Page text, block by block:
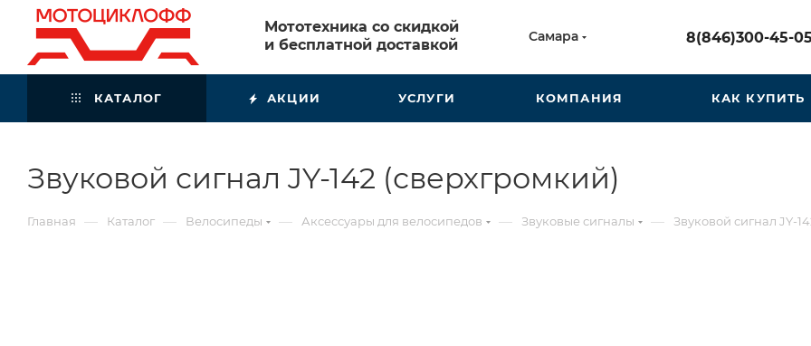
Мототехника со скидкой
и бесплатной доставкой
Самара 8(846)300-45-05
КАТАЛОГ АКЦИИ УСЛУГИ КОМПАНИЯ КАК КУПИТЬ
Звуковой сигнал JY-142 (сверхгромкий)
Главная — Каталог — Велосипеды — Аксессуары для велосипедов — Звуковые сигналы — Звуковой сигнал JY-